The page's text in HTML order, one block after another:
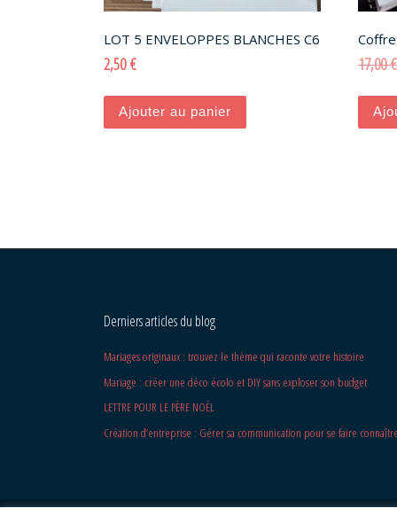
LOT 5 ENVELOPPES BLANCHES C6
2,50€
Ajouter au panier
17,00€
Derniers articles du blog
Mariages originaux : trouvez le thème qui raconte votre histoire
Mariage : créer une déco écolo et DIY sans exploser son budget
LETTRE POUR LE PÈRE NOËL
Création d’entreprise : Gérer sa communication pour se faire connaître